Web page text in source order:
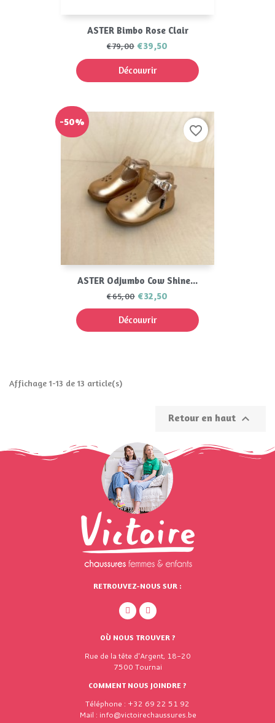
ASTER Bimbo Rose Clair
€79,00 €39,50
Découvrir
ASTER Odjumbo Cow Shine...
€65,00 €32,50
Découvrir
-50%
favorite_border
Affichage 1-13 de 13 article(s)
Retour en haut 
RETROUVEZ-NOUS SUR :
OÙ NOUS TROUVER ?
Rue de la tête d'Argent, 18-20
7500 Tournai
COMMENT NOUS JOINDRE ?
Téléphone : +32 69 22 51 92
Mail : info@victoirechaussures.be